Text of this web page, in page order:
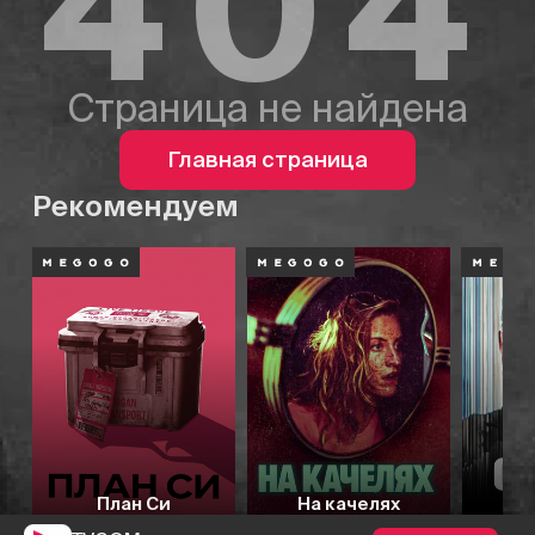
Страница не найдена
Главная страница
Рекомендуем
План Си На качелях